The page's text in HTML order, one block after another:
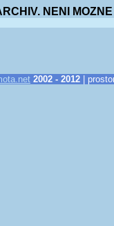
NENI
2002 - 2012 |